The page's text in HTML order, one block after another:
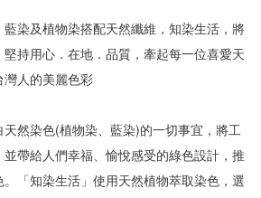
染及植物染搭配天然纖維，知染生活，將
持用心．在地．品質，牽起每一位喜愛天
人的美麗色彩
天然染色(植物染、藍染)的一切事宜，將工
帶給人們幸福、愉悅感受的綠色設計，推
「知染生活」使用天然植物萃取染色，選